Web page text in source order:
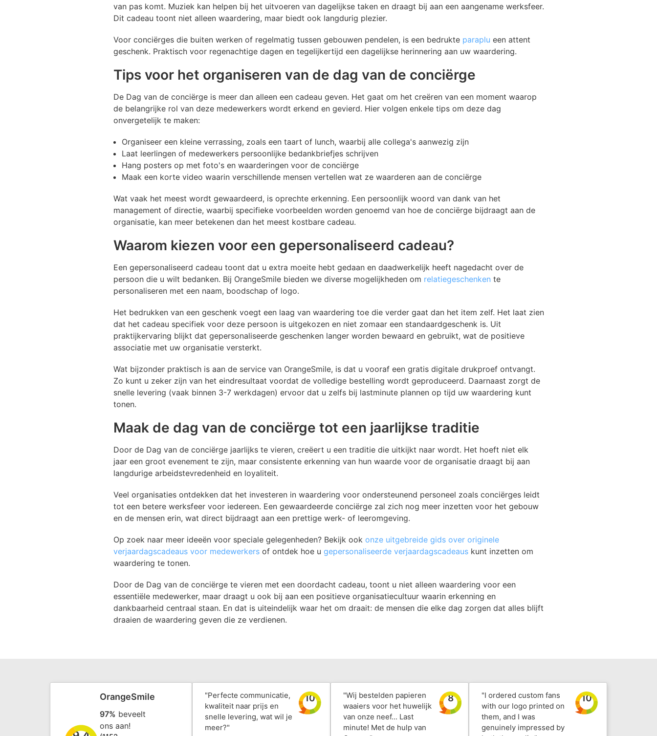
van pas komt. Muziek kan helpen bij het uitvoeren van dagelijkse taken en draagt bij aan een aangename werksfeer.
Dit cadeau toont niet alleen waardering, maar biedt ook langdurig plezier.
Voor conciërges die buiten werken of regelmatig tussen gebouwen pendelen, is een bedrukte paraplu een attent
geschenk. Praktisch voor regenachtige dagen en tegelijkertijd een dagelijkse herinnering aan uw waardering.
Tips voor het organiseren van de dag van de conciërge
De Dag van de conciërge is meer dan alleen een cadeau geven. Het gaat om het creëren van een moment waarop
de belangrijke rol van deze medewerkers wordt erkend en gevierd. Hier volgen enkele tips om deze dag
onvergetelijk te maken:
Organiseer een kleine verrassing, zoals een taart of lunch, waarbij alle collega's aanwezig zijn
Laat leerlingen of medewerkers persoonlijke bedankbriefjes schrijven
Hang posters op met foto's en waarderingen voor de conciërge
Maak een korte video waarin verschillende mensen vertellen wat ze waarderen aan de conciërge
Wat vaak het meest wordt gewaardeerd, is oprechte erkenning. Een persoonlijk woord van dank van het
management of directie, waarbij specifieke voorbeelden worden genoemd van hoe de conciërge bijdraagt aan de
organisatie, kan meer betekenen dan het meest kostbare cadeau.
Waarom kiezen voor een gepersonaliseerd cadeau?
Een gepersonaliseerd cadeau toont dat u extra moeite hebt gedaan en daadwerkelijk heeft nagedacht over de
persoon die u wilt bedanken. Bij OrangeSmile bieden we diverse mogelijkheden om relatiegeschenken te
personaliseren met een naam, boodschap of logo.
Het bedrukken van een geschenk voegt een laag van waardering toe die verder gaat dan het item zelf. Het laat zien
dat het cadeau specifiek voor deze persoon is uitgekozen en niet zomaar een standaardgeschenk is. Uit
praktijkervaring blijkt dat gepersonaliseerde geschenken langer worden bewaard en gebruikt, wat de positieve
associatie met uw organisatie versterkt.
Wat bijzonder praktisch is aan de service van OrangeSmile, is dat u vooraf een gratis digitale drukproef ontvangt.
Zo kunt u zeker zijn van het eindresultaat voordat de volledige bestelling wordt geproduceerd. Daarnaast zorgt de
snelle levering (vaak binnen 3-7 werkdagen) ervoor dat u zelfs bij lastminute plannen op tijd uw waardering kunt
tonen.
Maak de dag van de conciërge tot een jaarlijkse traditie
Door de Dag van de conciërge jaarlijks te vieren, creëert u een traditie die uitkijkt naar wordt. Het hoeft niet elk
jaar een groot evenement te zijn, maar consistente erkenning van hun waarde voor de organisatie draagt bij aan
langdurige arbeidstevredenheid en loyaliteit.
Veel organisaties ontdekken dat het investeren in waardering voor ondersteunend personeel zoals conciërges leidt
tot een betere werksfeer voor iedereen. Een gewaardeerde conciërge zal zich nog meer inzetten voor het gebouw
en de mensen erin, wat direct bijdraagt aan een prettige werk- of leeromgeving.
Op zoek naar meer ideeën voor speciale gelegenheden? Bekijk ook onze uitgebreide gids over originele
verjaardagscadeaus voor medewerkersof ontdek hoe u gepersonaliseerde verjaardagscadeauskunt inzetten om
waardering te tonen.
Door de Dag van de conciërge te vieren met een doordacht cadeau, toont u niet alleen waardering voor een
essentiële medewerker, maar draagt u ook bij aan een positieve organisatiecultuur waarin erkenning en
dankbaarheid centraal staan. En dat is uiteindelijk waar het om draait: de mensen die elke dag zorgen dat alles blijft
draaien de waardering geven die ze verdienen.
OrangeSmile
97% beveelt
ons aan!
"Perfecte communicatie,
kwaliteit naar prijs en
snelle levering, wat wil je
meer?"
10
"Wij bestelden papieren
waaiers voor het huwelijk
van onze neef... Last
minute! Met de hulp van
8
"I ordered custom fans
with our logo printed on
them, and I was
genuinely impressed by
10